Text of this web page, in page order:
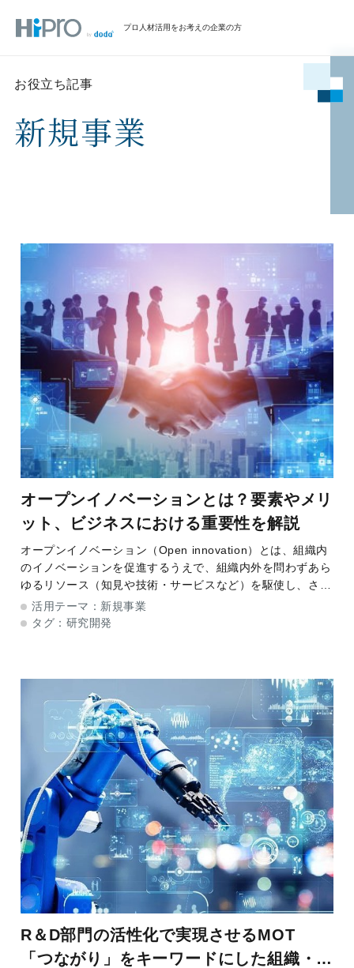
プロ人材活用をお考えの企業の方
お役立ち記事
新規事業
オープンイノベーションとは？要素やメリ
ット、ビジネスにおける重要性を解説
オープンイノベーション（Open innovation）とは、組織内
のイノベーションを促進するうえで、組織内外を問わずあら
ゆるリソース（知見や技術・サービスなど）を駆使し、さら
に組織内で創出されたイノベーションを組織外へと展開する
一連のモデルを指します。 オ
活用テーマ： 新規事業
タグ： 研究開発
R＆D部門の活性化で実現させるMOT
「つながり」をキーワードにした組織・人